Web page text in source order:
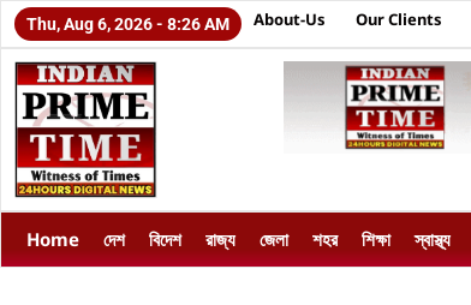
Thu, Aug 6, 2026 - 8:26 AM About-Us Our Clients
Home দেশ বিদেশ রাজ্য জেলা শহর শিক্ষা স্বাস্থ্য